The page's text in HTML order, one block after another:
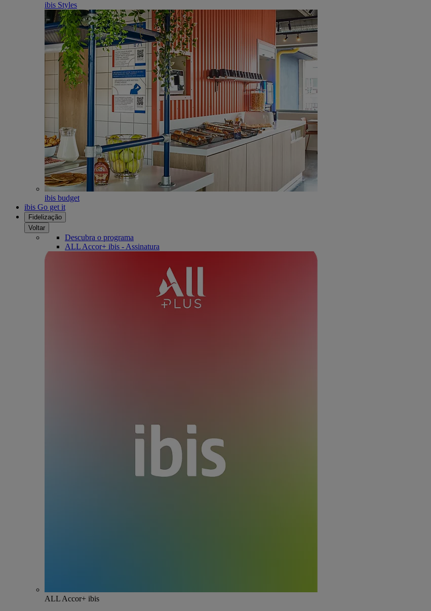
ibis Styles
ibis budget
ibis Go get it
Fidelização
Voltar
Descubra o programa
ALL Accor+ ibis - Assinatura
ALL Accor+ ibis